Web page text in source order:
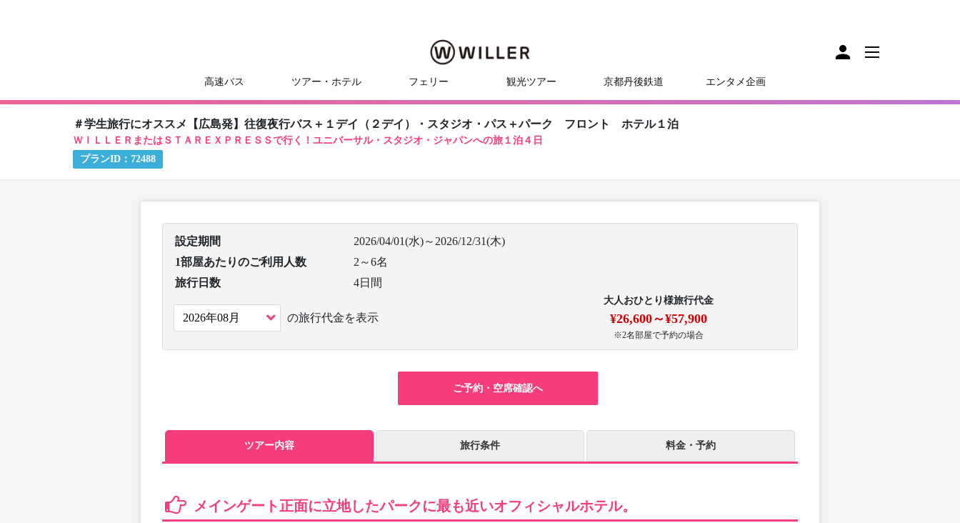
高速バス ツアー・ホテル フェリー 観光ツアー 京都丹後鉄道 エンタメ企画
＃学生旅行にオススメ【広島発】往復夜行バス＋１デイ（２デイ）・スタジオ・パス＋パーク フロント ホテル１泊
ＷＩＬＬＥＲまたはＳＴＡＲＥＸＰＲＥＳＳで行く！ユニバーサル・スタジオ・ジャパンへの旅１泊４日
プランID： 72488
設定期間
2026/04/01(水)～2026/12/31(木)
1部屋あたりのご利用人数
2～6名
旅行日数
4日間
の旅行代金を表示
大人おひとり様旅行代金
¥26,600～¥57,900
※2名部屋で予約の場合
ご予約・空席確認へ
ツアー内容 旅行条件 料金・予約
メインゲート正面に立地したパークに最も近いオフィシャルホテル。